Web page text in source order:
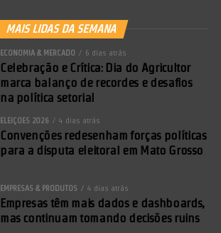
MAIS LIDAS DA SEMANA
ECONOMIA & MERCADO 6 dias atrás
Celebração e Crítica: Dia do Agricultor
marca balanço de recordes e desafios
na política setorial
ELEIÇÕES 2026 4 dias atrás
Convenções redesenham forças políticas
para a disputa eleitoral em Mato Grosso
EMPRESAS & PRODUTOS 4 dias atrás
Empresas têm mais dados e dashboards,
mas continuam tomando decisões ruins